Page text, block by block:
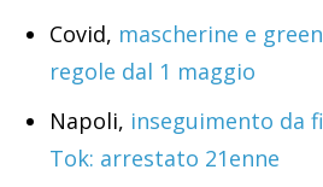
Covid, mascherine e
regole dal 1 maggio
Napoli, inseguimento da
Tok: arrestato 21enne